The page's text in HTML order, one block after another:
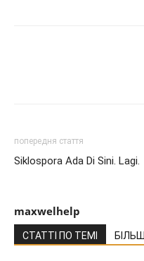
попередня стаття
Siklospora Ada Di Sini. Lagi.
maxwelhelp
СТАТТІ ПО ТЕМІ